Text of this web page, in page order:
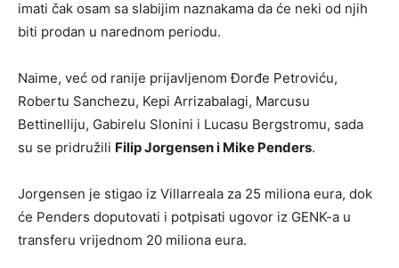
imati čak osam sa slabijim naznakama da će neki od njih
biti prodan u narednom periodu.
Naime, već od ranije prijavljenom Đorđe Petroviću,
Robertu Sanchezu, Kepi Arrizabalagi, Marcusu
Bettinelliju, Gabirelu Slonini i Lucasu Bergstromu, sada
su se pridružili Filip Jorgensen i Mike Penders.
Jorgensen je stigao iz Villarreala za 25 miliona eura, dok
će Penders doputovati i potpisati ugovor iz GENK-a u
transferu vrijednom 20 miliona eura.